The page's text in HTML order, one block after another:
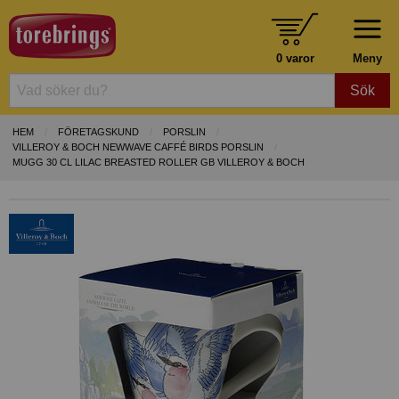
Meny
0 varor
Sök
HEM FÖRETAGSKUND
PORSLIN
VILLEROY & BOCH NEWWAVE CAFFÉ BIRDS PORSLIN
MUGG 30 CL LILAC BREASTED ROLLER GB VILLEROY & BOCH